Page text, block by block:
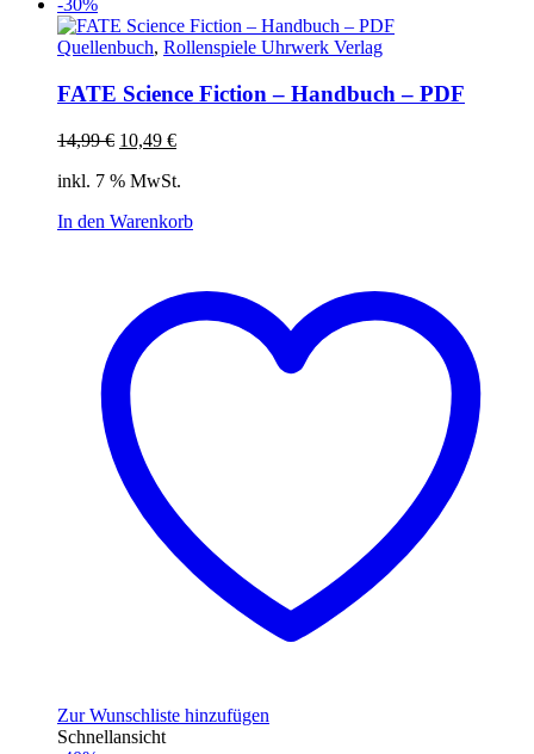
-30%
Quellenbuch, Rollenspiele Uhrwerk Verlag
FATE Science Fiction – Handbuch – PDF
14,99€ Ursprünglicher
war:
10,49 €Aktueller
ist:
inkl. 7 % MwSt.
In den Warenkorb
Zur Wunschliste hinzufügen
Schnellansicht